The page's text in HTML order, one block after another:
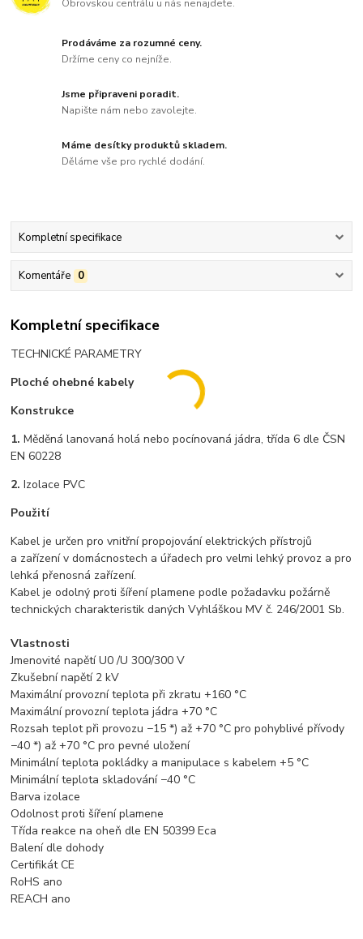
Obrovskou centrálu u nás nenajdete.
Prodáváme za rozumné ceny.
Držíme ceny co nejníže.
Jsme připraveni poradit.
Napište nám nebo zavolejte.
Máme desítky produktů skladem.
Děláme vše pro rychlé dodání.
Kompletní specifikace
Komentáře 0
Kompletní specifikace
TECHNICKÉ PARAMETRY
Ploché ohebné kabely
Konstrukce
1. Měděná lanovaná holá nebo pocínovaná jádra, třída 6 dle ČSN
EN 60228
2. Izolace PVC
Použití
Kabel je určen pro vnitřní propojování elektrických přístrojů
a zařízení v domácnostech a úřadech pro velmi lehký provoz a pro
lehká přenosná zařízení.
Kabel je odolný proti šíření plamene podle požadavku požárně
technických charakteristik daných Vyhláškou MV č. 246/2001 Sb.
Vlastnosti
Jmenovité napětí U0 /U 300/300 V
Zkušební napětí 2 kV
Maximální provozní teplota při zkratu +160 °C
Maximální provozní teplota jádra +70 °C
Rozsah teplot při provozu −15 *) až +70 °C pro pohyblivé přívody
−40 *) až +70 °C pro pevné uložení
Minimální teplota pokládky a manipulace s kabelem +5 °C
Minimální teplota skladování −40 °C
Barva izolace
Odolnost proti šíření plamene
Třída reakce na oheň dle EN 50399 Eca
Balení dle dohody
Certifikát CE
RoHS ano
REACH ano